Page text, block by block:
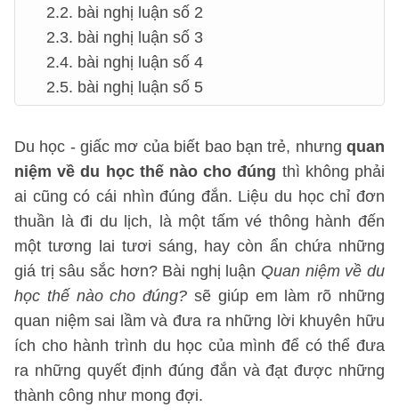
2.2. bài nghị luận số 2
2.3. bài nghị luận số 3
2.4. bài nghị luận số 4
2.5. bài nghị luận số 5
Du học - giấc mơ của biết bao bạn trẻ, nhưng quan
niệm về du học thế nào cho đúng thì không phải
ai cũng có cái nhìn đúng đắn. Liệu du học chỉ đơn
thuần là đi du lịch, là một tấm vé thông hành đến
một tương lai tươi sáng, hay còn ẩn chứa những
giá trị sâu sắc hơn? Bài nghị luận Quan niệm về du
học thế nào cho đúng? sẽ giúp em làm rõ những
quan niệm sai lầm và đưa ra những lời khuyên hữu
ích cho hành trình du học của mình để có thể đưa
ra những quyết định đúng đắn và đạt được những
thành công như mong đợi.